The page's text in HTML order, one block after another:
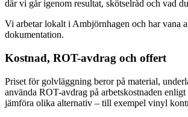
där vi går igenom resultat, skötselråd och vad
Vi arbetar lokalt i Ambjörnhagen och har vana
dokumentation.
Kostnad, ROT-avdrag och offert
Priset för golvläggning beror på material,
använda ROT-avdrag på arbetskostnaden
jämföra olika alternativ – till exempel vinyl